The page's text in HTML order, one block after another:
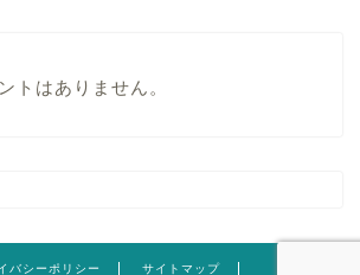
トはありません。
バシーポリシー サイトマップ